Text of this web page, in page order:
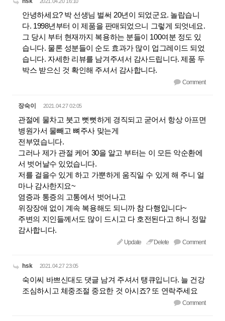
안녕하세요? 박 선생님 벌써 20년이 되었군요. 놀랍습니
다. 1998년부터 이 제품을 판매되었으니 그렇게 되엇네요.
그 당시 부터 현재까지 복용하는 분들이 100여분 정도 있
습니다. 물론 성분들이 순도 효과가 많이 업그레이드 되었
습니다. 자세한 리뷰를 남겨주셔서 감사드립니다. 제품 두
박스 받으신 것 확인해 주셔서 감사합니다.
Comment
장숙이 2021.04.27 02:05
관절에 물차고 붓고 뻣뻣하게 경직되고 굳어서 항상 아프면
병원가서 물빼고 뼈주사 맞는게
전부였습니다.
그러나 제가 관절 케어 30을 알고 부터는 이 모든 악순환에
서 벗어날수 있었습니다.
저를 걸을수 있게 하고 가뿐하게 움직일 수 있게 해 주니 얼
마나 감사한지요~
염증과 통증의 고통에서 벗어나고
위장장애 없이 계속 복용해도 되니까 참 다행입니다~
주변의 지인들께서도 많이 드시고 다 호전된다고 하니 정말
감사합니다.
Update Delete Comment
hsk 2021.04.27 23:05
숙이씨 바쁘신대도 댓글 남겨 주셔서 탱큐입니다. 늘 건강
조심하시고 체중조절 중요한 것 아시죠? 또 연락주세요
Comment